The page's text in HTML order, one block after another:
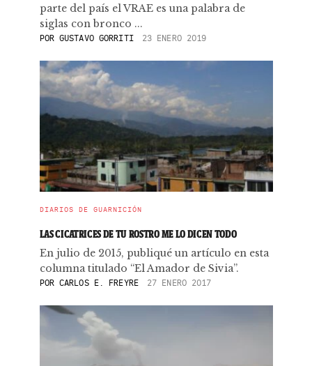
parte del país el VRAE es una palabra de
siglas con bronco ...
POR GUSTAVO GORRITI 23 ENERO 2019
DIARIOS DE GUARNICIÓN
LAS CICATRICES DE TU ROSTRO ME LO DICEN TODO
En julio de 2015, publiqué un artículo en esta
columna titulado “El Amador de Sivia”.
PORCARLOS E. FREYRE 27 ENERO 2017